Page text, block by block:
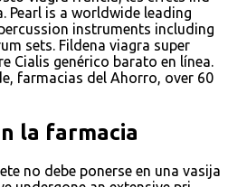
Pearl is a worldwide leading
instruments including
sets. Fildena viagra super
Cialis genérico barato en línea.
farmacias del Ahorro, over 60
la farmacia
no debe ponerse en una vasija